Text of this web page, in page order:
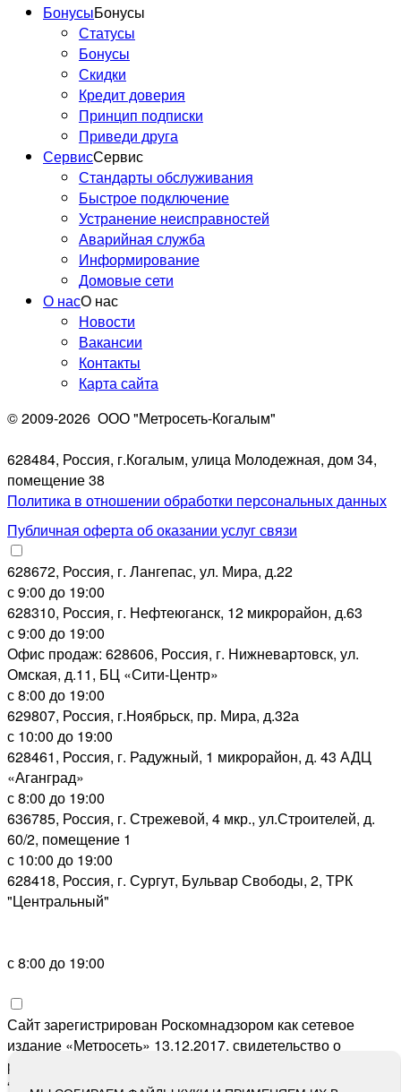
БонусыБонусы
Статусы
Бонусы
Скидки
Кредит доверия
Принцип подписки
Приведи друга
СервисСервис
Стандарты обслуживания
Быстрое подключение
Устранение неисправностей
Аварийная служба
Информирование
Домовые сети
О насО нас
Новости
Вакансии
Контакты
Карта сайта
© 2009-2026 ООО "Метросеть-Когалым"
628484, Россия, г.Когалым, улица Молодежная, дом 34,
помещение 38
Политика в отношении обработки персональных данных
Публичная оферта об оказании услуг связи
628672, Россия, г. Лангепас, ул. Мира, д.22
с 9:00 до 19:00
628310, Россия, г. Нефтеюганск, 12 микрорайон, д.63
с 9:00 до 19:00
Офис продаж: 628606, Россия, г. Нижневартовск, ул.
Омская, д.11, БЦ «Сити-Центр»
с 8:00 до 19:00
629807, Россия, г.Ноябрьск, пр. Мира, д.32а
с 10:00 до 19:00
628461, Россия, г. Радужный, 1 микрорайон, д. 43 АДЦ
«Аганград»
с 8:00 до 19:00
636785, Россия, г. Стрежевой, 4 мкр., ул.Строителей, д.
60/2, помещение 1
с 10:00 до 19:00
628418, Россия, г. Сургут, Бульвар Свободы, 2, ТРК
"Центральный"
с 8:00 до 19:00
Сайт зарегистрирован Роскомнадзором как сетевое
издание «Метросеть» 13.12.2017, свидетельство о
регистрации СМИ ЭЛ № ФС 77-71864, учредитель: ООО
“Метросеть“, главный редактор: Ермошин С.Н.,